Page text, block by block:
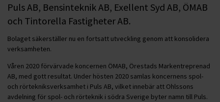
Puls AB, Bensinteknik AB, Exellent Syd AB, ÖMAB
och Tintorella Fastigheter AB.
Bolaget säkerställer nu en fortsatt utveckling genom att konsolidera
verksamheten.
Våren 2020 förvärvade koncernen ÖMAB, Örestads Markentreprenad
AB, med gott resultat. Under hösten 2020 samlas koncernens spol-
och rörtekniksverksamhet i Puls AB, vilket innebär att Ohlssons
avdelning för spol- och rörteknik i södra Sverige byter namn till Puls.